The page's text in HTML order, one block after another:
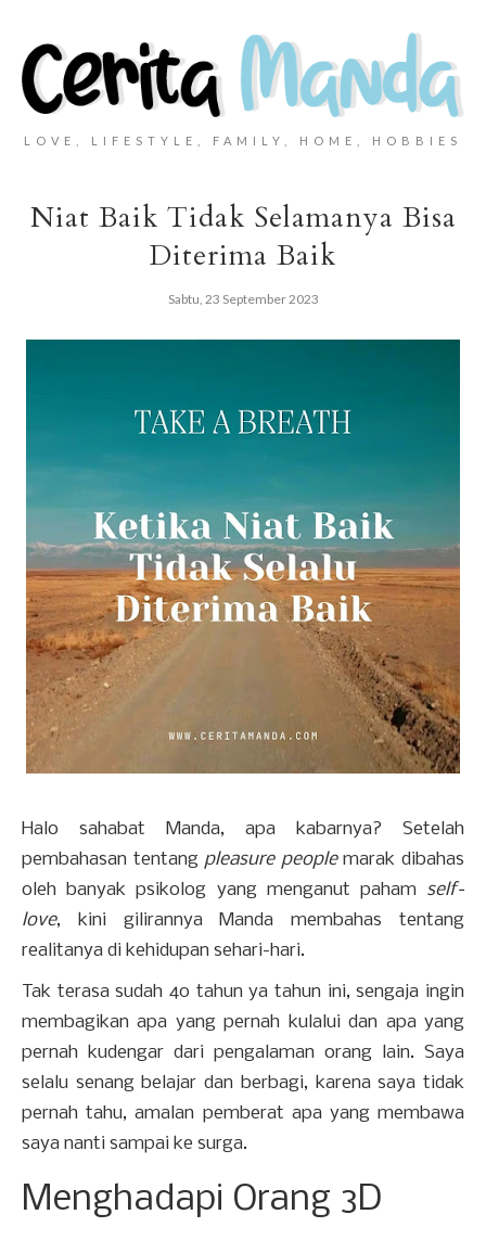
LOVE, LIFESTYLE, FAMILY, HOME, HOBBIES
Niat Baik Tidak Selamanya Bisa
Diterima Baik
Sabtu, 23 September 2023
Halo sahabat Manda, apa kabarnya? Setelah
pembahasan tentang pleasure peoplemarak dibahas
oleh banyak psikolog yang menganut paham self-
love, kini gilirannya Manda membahas tentang
realitanya di kehidupan sehari-hari.
Tak terasa sudah 40 tahun ya tahun ini, sengaja ingin
membagikan apa yang pernah kulalui dan apa yang
pernah kudengar dari pengalaman orang lain. Saya
selalu senang belajar dan berbagi, karena saya tidak
pernah tahu, amalan pemberat apa yang membawa
saya nanti sampai ke surga.
Menghadapi Orang 3D